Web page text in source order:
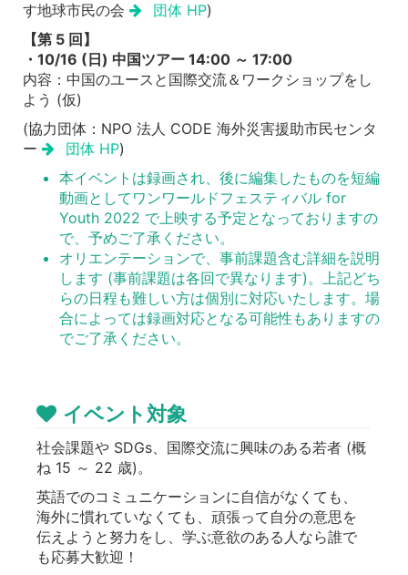
す地球市民の会 団体 HP)
【第 5 回】
・10/16 (日) 中国ツアー 14:00 ～ 17:00
内容：中国のユースと国際交流＆ワークショップをし
よう (仮)
(協力団体：NPO 法人 CODE 海外災害援助市民センタ
ー
団体 HP)
本イベントは録画され、後に編集したものを短編
動画としてワンワールドフェスティバル for
Youth 2022 で上映する予定となっておりますの
で、予めご了承ください。
オリエンテーションで、事前課題含む詳細を説明
します (事前課題は各回で異なります)。上記どち
らの日程も難しい方は個別に対応いたします。場
合によっては録画対応となる可能性もありますの
でご了承ください。
イベント対象
社会課題や SDGs、国際交流に興味のある若者 (概
ね 15 ～ 22 歳)。
英語でのコミュニケーションに自信がなくても、
海外に慣れていなくても、頑張って自分の意思を
伝えようと努力をし、学ぶ意欲のある人なら誰で
も応募大歓迎！